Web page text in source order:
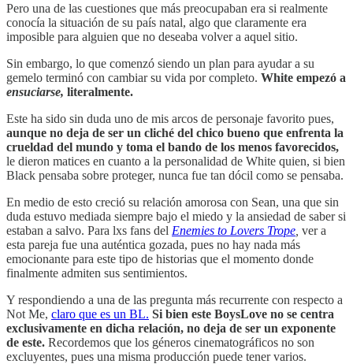
Pero una de las cuestiones que más preocupaban era si realmente
conocía la situación de su país natal, algo que claramente era
imposible para alguien que no deseaba volver a aquel sitio.
Sin embargo, lo que comenzó siendo un plan para ayudar a su
gemelo terminó con cambiar su vida por completo. White empezó a
ensuciarse, literalmente.
Este ha sido sin duda uno de mis arcos de personaje favorito pues,
aunque no deja de ser un cliché del chico bueno que enfrenta la
crueldad del mundo y toma el bando de los menos favorecidos,
le dieron matices en cuanto a la personalidad de White quien, si bien
Black pensaba sobre proteger, nunca fue tan dócil como se pensaba.
En medio de esto creció su relación amorosa con Sean, una que sin
duda estuvo mediada siempre bajo el miedo y la ansiedad de saber si
estaban a salvo. Para lxs fans del Enemies to Lovers Trope ver a
esta pareja fue una auténtica gozada, pues no hay nada más
emocionante para este tipo de historias que el momento donde
finalmente admiten sus sentimientos.
Y respondiendo a una de las pregunta más recurrente con respecto a
Not Me, claro que es un BL. Si bien este BoysLove no se centra
exclusivamente en dicha relación, no deja de ser un exponente
de este. Recordemos que los géneros cinematográficos no son
excluyentes, pues una misma producción puede tener varios.